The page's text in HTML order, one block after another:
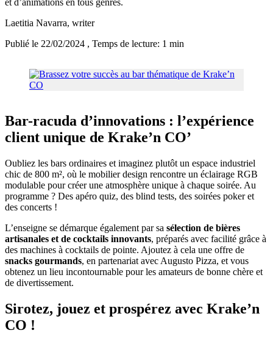
et d’animations en tous genres.
Laetitia Navarra, writer
Publié le 22/02/2024 , Temps de lecture: 1 min
Bar-racuda d’innovations : l’expérience
client unique de Krake’n CO’
Oubliez les bars ordinaires et imaginez plutôt un espace industriel
chic de 800 m², où le mobilier design rencontre un éclairage RGB
modulable pour créer une atmosphère unique à chaque soirée. Au
programme ? Des apéro quiz, des blind tests, des soirées poker et
des concerts !
L’enseigne se démarque également par sa sélection de bières
artisanales et de cocktails innovants, préparés avec facilité grâce à
des machines à cocktails de pointe. Ajoutez à cela une offre de
snacks gourmands, en partenariat avec Augusto Pizza, et vous
obtenez un lieu incontournable pour les amateurs de bonne chère et
de divertissement.
Sirotez, jouez et prospérez avec Krake’n
CO !